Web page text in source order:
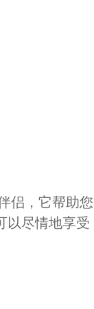
侣，它帮助您
以尽情地享受